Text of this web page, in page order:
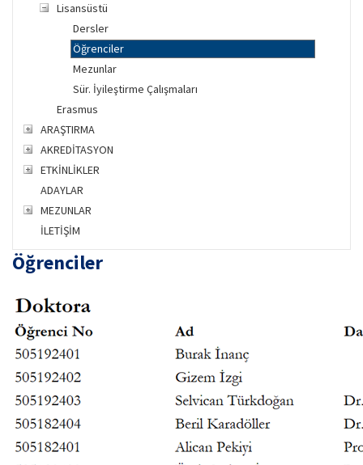
Lisansüstü
Dersler
Öğrenciler
Mezunlar
Sür. İyileştirme Çalışmaları
Erasmus
ARAŞTIRMA
AKREDİTASYON
ETKİNLİKLER
ADAYLAR
MEZUNLAR
İLETİŞİM
Öğrenciler